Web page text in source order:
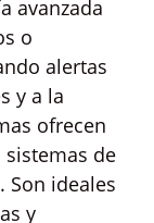
avanzada
o
alertas
y a la
ofrecen
de
Son ideales
y